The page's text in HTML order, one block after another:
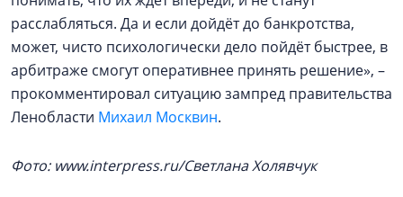
расслабляться. Да и если дойдёт до банкротства,
может, чисто психологически дело пойдёт быстрее, в
арбитраже смогут оперативнее принять решение», –
прокомментировал ситуацию зампред правительства
Ленобласти Михаил Москвин.
Фото: www.interpress.ru/Светлана Холявчук